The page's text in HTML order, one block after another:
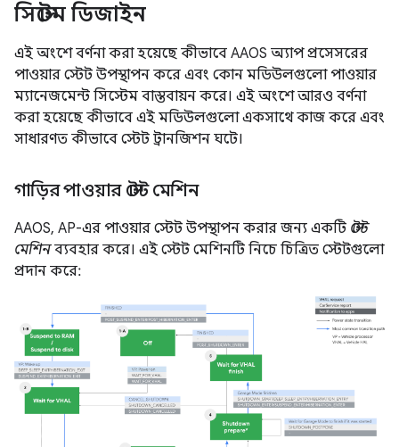
সিস্টেম ডিজাইন
এই অংশে বর্ণনা করা হয়েছে কীভাবে AAOS অ্যাপ প্রসেসরের
পাওয়ার স্টেট উপস্থাপন করে এবং কোন মডিউলগুলো পাওয়ার
ম্যানেজমেন্ট সিস্টেম বাস্তবায়ন করে। এই অংশে আরও বর্ণনা
করা হয়েছে কীভাবে এই মডিউলগুলো একসাথে কাজ করে এবং
সাধারণত কীভাবে স্টেট ট্রানজিশন ঘটে।
গাড়ির পাওয়ার স্টেট মেশিন
AAOS, AP-এর পাওয়ার স্টেট উপস্থাপন করার জন্য একটি স্টেট
মেশিনব্যবহার করে। এই স্টেট মেশিনটি নিচে চিত্রিত স্টেটগুলো
প্রদান করে: